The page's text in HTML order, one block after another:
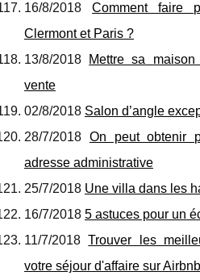
16/8/2018Comment faire
Clermont et Paris ?
13/8/2018
Mettre sa
vente
02/8/2018 Salon d’angle
28/7/2018 On peut obtenir
adresse administrative
25/7/2018 Une villa dans les
16/7/2018 5 astuces pour un
11/7/2018Trouver les
votre séjour d'affaire sur Airbnb